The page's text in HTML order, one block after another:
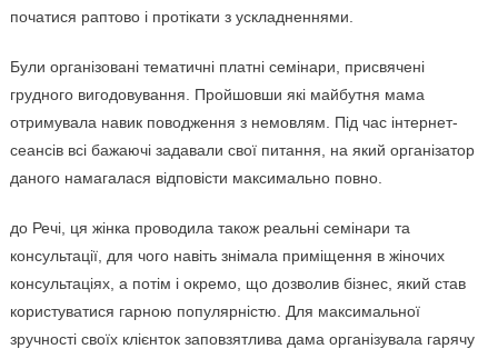
початися раптово і протікати з ускладненнями.
Були організовані тематичні платні семінари, присвячені
грудного вигодовування. Пройшовши які майбутня мама
отримувала навик поводження з немовлям. Під час інтернет-
сеансів всі бажаючі задавали свої питання, на який організатор
даного намагалася відповісти максимально повно.
до Речі, ця жінка проводила також реальні семінари та
консультації, для чого навіть знімала приміщення в жіночих
консультаціях, а потім і окремо, що дозволив бізнес, який став
користуватися гарною популярністю. Для максимальної
зручності своїх клієнток заповзятлива дама організувала гарячу